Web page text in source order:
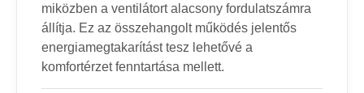
miközben a ventilátort alacsony fordulatszámra
állítja. Ez az összehangolt működés jelentős
energiamegtakarítást tesz lehetővé a
komfortérzet fenntartása mellett.